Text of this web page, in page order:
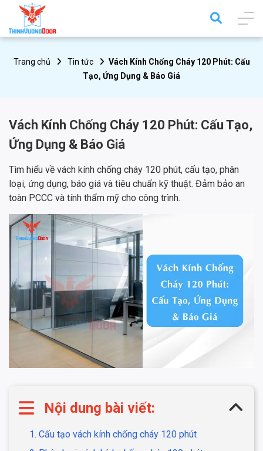
Trang chủ Tin tức
Vách Kính Chống Cháy 120 Phút: Cấu
Tạo, Ứng Dụng & Báo Giá
Vách Kính Chống Cháy 120 Phút: Cấu Tạo,
Ứng Dụng & Báo Giá
Tìm hiểu về vách kính chống cháy 120 phút, cấu tạo, phân
loại, ứng dụng, báo giá và tiêu chuẩn kỹ thuật. Đảm bảo an
toàn PCCC và tính thẩm mỹ cho công trình.
Nội dung bài viết:
1. Cấu tạo vách kính chống cháy 120 phút